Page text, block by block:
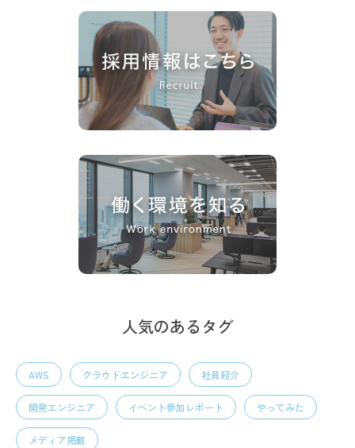
人気のあるタグ
AWS クラウドエンジニア 社員紹介
開発エンジニア イベント参加レポート やってみた
メディア掲載